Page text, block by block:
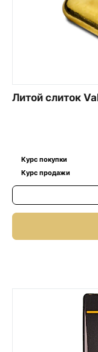
Литой слиток
Курс покупки
Курс продажи